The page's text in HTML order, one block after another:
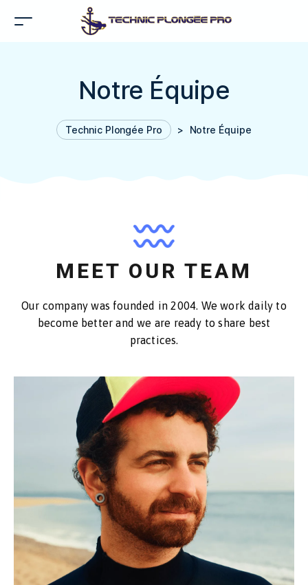
Notre Équipe
Technic Plongée Pro > Notre Équipe
MEET OUR TEAM
Our company was founded in 2004. We work daily to
become better and we are ready to share best
practices.